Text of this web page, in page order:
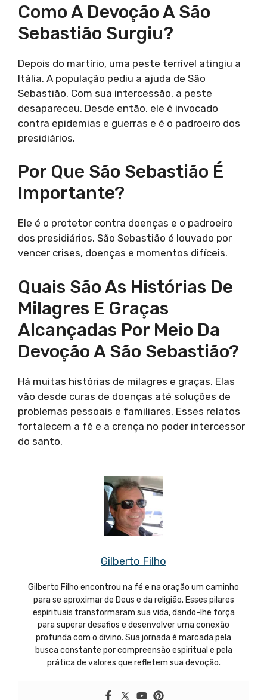
Como A Devoção A São
Sebastião Surgiu?
Depois do martírio, uma peste terrível atingiu a
Itália. A população pediu a ajuda de São
Sebastião. Com sua intercessão, a peste
desapareceu. Desde então, ele é invocado
contra epidemias e guerras e é o padroeiro dos
presidiários.
Por Que São Sebastião É
Importante?
Ele é o protetor contra doenças e o padroeiro
dos presidiários. São Sebastião é louvado por
vencer crises, doenças e momentos difíceis.
Quais São As Histórias De
Milagres E Graças
Alcançadas Por Meio Da
Devoção A São Sebastião?
Há muitas histórias de milagres e graças. Elas
vão desde curas de doenças até soluções de
problemas pessoais e familiares. Esses relatos
fortalecem a fé e a crença no poder intercessor
do santo.
Gilberto Filho
Gilberto Filho encontrou na fé e na oração um caminho
para se aproximar de Deus e da religião. Esses pilares
espirituais transformaram sua vida, dando-lhe força
para superar desafios e desenvolver uma conexão
profunda com o divino. Sua jornada é marcada pela
busca constante por compreensão espiritual e pela
prática de valores que refletem sua devoção.